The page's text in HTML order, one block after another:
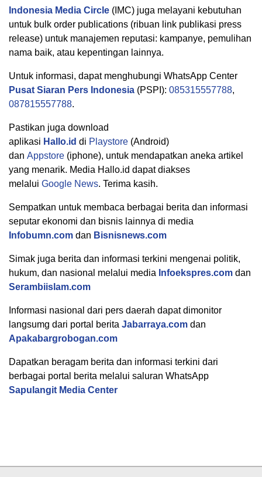
Indonesia Media Circle (IMC) juga melayani kebutuhan
untuk bulk order publications (ribuan link publikasi press
release) untuk manajemen reputasi: kampanye, pemulihan
nama baik, atau kepentingan lainnya.
Untuk informasi, dapat menghubungi WhatsApp Center
Pusat Siaran Pers Indonesia (PSPI): 085315557788,
087815557788.
Pastikan juga download
aplikasi Hallo.id di Playstore (Android)
dan Appstore (iphone), untuk mendapatkan aneka artikel
yang menarik. Media Hallo.id dapat diakses
melalui Google News. Terima kasih.
Sempatkan untuk membaca berbagai berita dan informasi
seputar ekonomi dan bisnis lainnya di media
Infobumn.com dan Bisnisnews.com
Simak juga berita dan informasi terkini mengenai politik,
hukum, dan nasional melalui media Infoekspres.com dan
Serambiislam.com
Informasi nasional dari pers daerah dapat dimonitor
langsumg dari portal berita Jabarraya.com dan
Apakabargrobogan.com
Dapatkan beragam berita dan informasi terkini dari
berbagai portal berita melalui saluran WhatsApp
Sapulangit Media Center